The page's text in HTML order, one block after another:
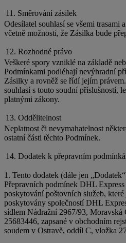
11. Směrování zásilek
Odesílatel souhlasí se všemi trasami
včetně možnosti, že Zásilka bude
12. Rozhodné právo
Veškeré spory vzniklé na základě
Podmínkami podléhají nevýhradní
Zásilky a rovněž se řídí jejím
souhlasí s touto soudní příslušností,
platnými zákony.
13. Oddělitelnost
Neplatnost či nevymahatelnost
ostatní části těchto Podmínek.
14. Dodatek k přepravním
1. Tento dodatek (dále jen
Přepravních podmínek DHL
poskytování poštovních služeb,
poskytovány společností DHL
sídlem Nádražní 2967/93, Moravská
25683446, zapsané v obchodním
soudem v Ostravě, oddíl C, vložka